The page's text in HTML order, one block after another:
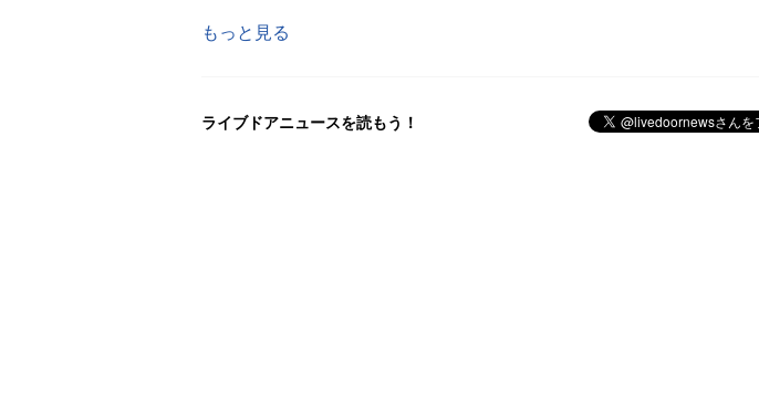
もっと見る
ライブドアニュースを読もう！